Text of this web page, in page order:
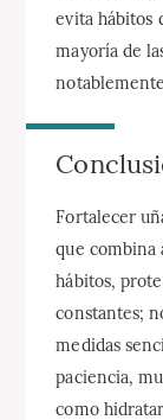
evita hábitos
mayoría de
Fortalecer
que combina
hábitos,
constantes;
medidas
paciencia,
como